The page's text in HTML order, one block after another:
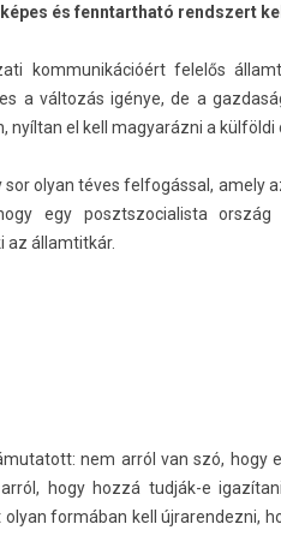
és fenntartható re­ndszert
kom­munikációért felelős
a változás igénye, de a
nyíltan el kell magyaráz­ni a
sor olyan téves fel­fogáss­al,
egy posztszocialis­ta
az állam­titkár.
nem arról van szó, hogy
hogy hozzá tudják-e
formában kell újraren­dezni,